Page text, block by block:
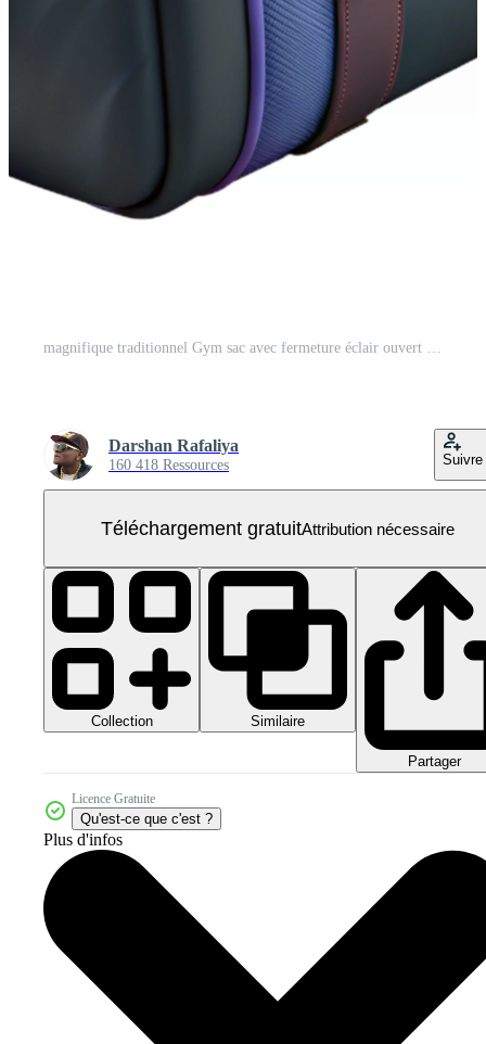
magnifique traditionnel Gym sac avec fermeture éclair ouvert noir isolé détaillé PNG Gratuit
Darshan Rafaliya
160 418 Ressources Suivre
Téléchargement gratuitAttribution nécessaire
Collection Similaire
Partager
Licence Gratuite
Qu'est-ce que c'est ?
Plus d'infos